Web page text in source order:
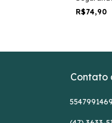
R$74,90
Contato